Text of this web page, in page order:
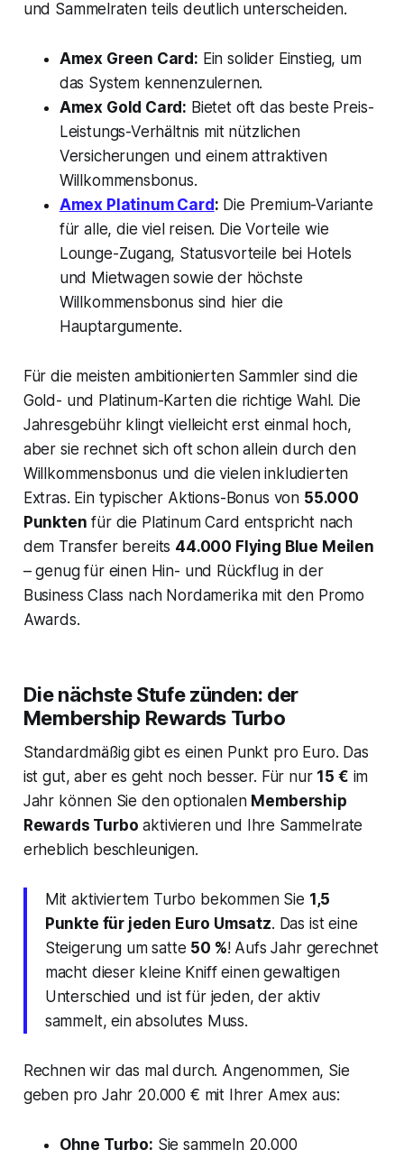
und Sammelraten teils deutlich unterscheiden.
Amex Green Card: Ein solider Einstieg, um
das System kennenzulernen.
Amex Gold Card: Bietet oft das beste Preis-
Leistungs-Verhältnis mit nützlichen
Versicherungen und einem attraktiven
Willkommensbonus.
Amex Platinum Card : Die Premium-Variante
für alle, die viel reisen. Die Vorteile wie
Lounge-Zugang, Statusvorteile bei Hotels
und Mietwagen sowie der höchste
Willkommensbonus sind hier die
Hauptargumente.
Für die meisten ambitionierten Sammler sind die
Gold- und Platinum-Karten die richtige Wahl. Die
Jahresgebühr klingt vielleicht erst einmal hoch,
aber sie rechnet sich oft schon allein durch den
Willkommensbonus und die vielen inkludierten
Extras. Ein typischer Aktions-Bonus von 55.000
Punkten für die Platinum Card entspricht nach
dem Transfer bereits 44.000 Flying Blue Meilen
– genug für einen Hin- und Rückflug in der
Business Class nach Nordamerika mit den Promo
Awards.
Die nächste Stufe zünden: der
Membership Rewards Turbo
Standardmäßig gibt es einen Punkt pro Euro. Das
ist gut, aber es geht noch besser. Für nur 15 € im
Jahr können Sie den optionalen Membership
Rewards Turbo aktivieren und Ihre Sammelrate
erheblich beschleunigen.
Mit aktiviertem Turbo bekommen Sie 1,5
Punkte für jeden Euro Umsatz. Das ist eine
Steigerung um satte 50 %! Aufs Jahr gerechnet
macht dieser kleine Kniff einen gewaltigen
Unterschied und ist für jeden, der aktiv
sammelt, ein absolutes Muss.
Rechnen wir das mal durch. Angenommen, Sie
geben pro Jahr 20.000 € mit Ihrer Amex aus:
Ohne Turbo: Sie sammeln 20.000